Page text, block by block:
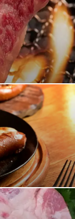
だわりぬいた特別
けする自慢の逸品
いしくお召し上が
を参考にしてみて
緒に当店自慢の
ばもうドイツで